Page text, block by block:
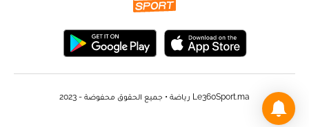
Le360Sport.ma رياضة • جميع الحقوق محفوضة - 2023